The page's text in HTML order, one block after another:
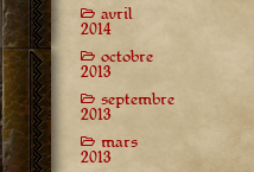
avril
2014
octobre
2013
septembre
2013
mars
2013